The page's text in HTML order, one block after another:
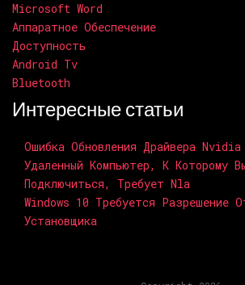
Microsoft Word
Аппаратное Обеспечение
Доступность
Android Tv
Bluetooth
Интересные статьи
Ошибка Обновления Драйвера Nvidia
Удаленный Компьютер, К Которому
Подключиться, Требует Nla
Windows 10 Требуется Разрешение
Установщика